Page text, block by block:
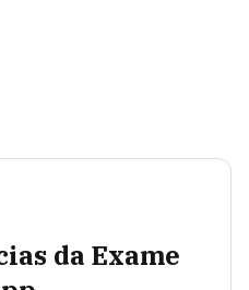
da Exame